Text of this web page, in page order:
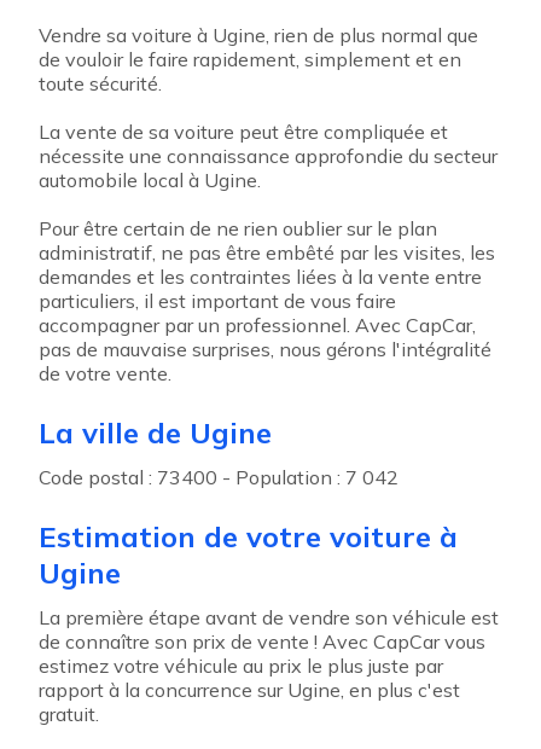
Vendre sa voiture à Ugine, rien de plus normal que
de vouloir le faire rapidement, simplement et en
toute sécurité.
La vente de sa voiture peut être compliquée et
nécessite une connaissance approfondie du secteur
automobile local à Ugine.
Pour être certain de ne rien oublier sur le plan
administratif, ne pas être embêté par les visites, les
demandes et les contraintes liées à la vente entre
particuliers, il est important de vous faire
accompagner par un professionnel. Avec CapCar,
pas de mauvaise surprises, nous gérons l'intégralité
de votre vente.
La ville de Ugine
Code postal : 73400 - Population : 7 042
Estimation de votre voiture à
Ugine
La première étape avant de vendre son véhicule est
de connaître son prix de vente ! Avec CapCar vous
estimez votre véhicule au prix le plus juste par
rapport à la concurrence sur Ugine, en plus c'est
gratuit.